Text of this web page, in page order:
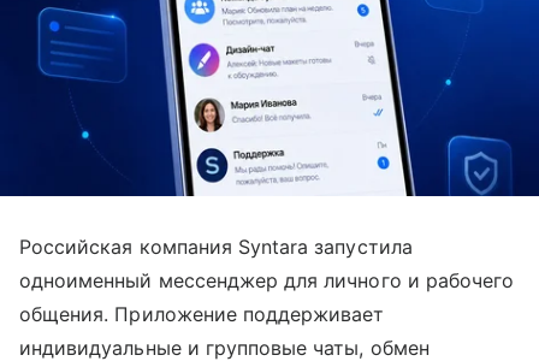
Российская компания Syntara запустила
одноименный мессенджер для личного и рабочего
общения. Приложение поддерживает
индивидуальные и групповые чаты, обмен